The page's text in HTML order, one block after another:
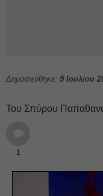
Δημοσιεύθηκε: 9 Ιουλίου
Του Σπύρου
1